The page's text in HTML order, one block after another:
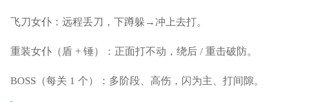
飞刀女仆：远程丢刀，下蹲躲→冲上去打。
重装女仆（盾 + 锤）：正面打不动，绕后 / 重击破防。
BOSS（每关 1 个）：多阶段、高伤，闪为主、打间隙。